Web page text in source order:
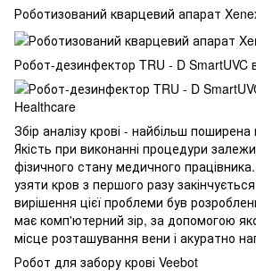
Роботизований кварцевий апарат
Робот-дезинфектор TRU - D SmartUVC
Збір аналізу крові - найбільш
Якість при виконанні процедури
фізичного стану медичного
узяти кров з першого разу
вирішення цієї проблеми був
має комп'ютерний зір, за допомогою
місце розташування вени і акуратно
Робот для забору крові Veebot